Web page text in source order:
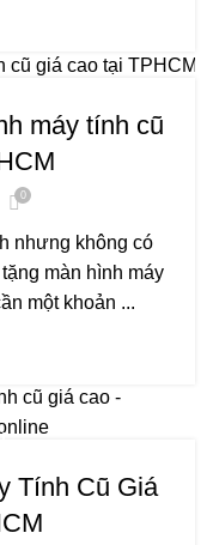
máy tính cũ
0
nhưng không có
màn hình máy
một khoản ...
Tính Cũ Giá